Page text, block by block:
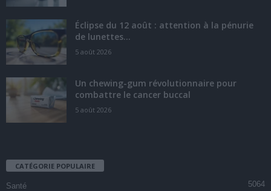
Éclipse du 12 août : attention à la pénurie
de lunettes...
5 août 2026
Un chewing-gum révolutionnaire pour
combattre le cancer buccal
5 août 2026
CATÉGORIE POPULAIRE
Santé 5064